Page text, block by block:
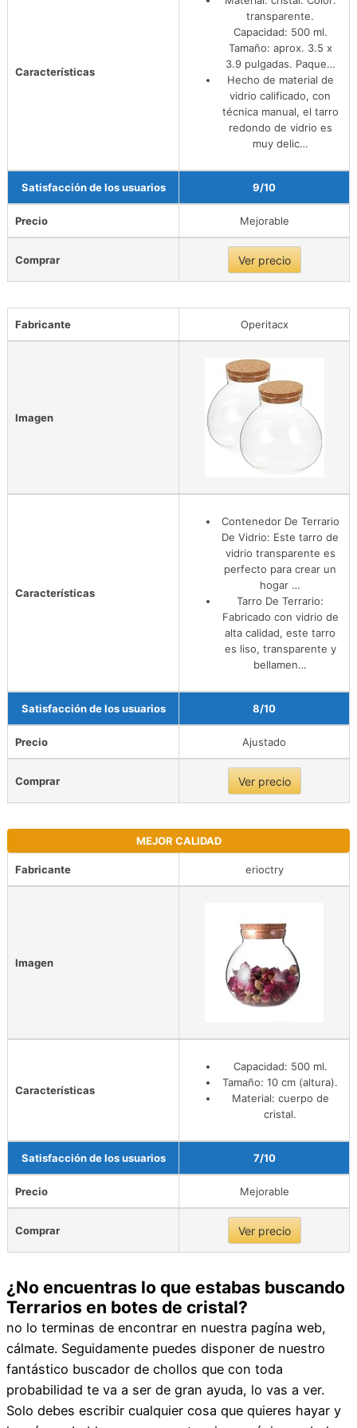
Características
transparente.
Capacidad: 500 ml.
Tamaño: aprox. 3.5 x
3.9 pulgadas. Paque…
Hecho de material de
vidrio calificado, con
técnica manual, el tarro
redondo de vidrio es
muy delic…
Satisfacción de los usuarios 9/10
Precio Mejorable
Comprar Ver precio
Fabricante Operitacx
Imagen
Características
Contenedor De Terrario
De Vidrio: Este tarro de
vidrio transparente es
perfecto para crear un
hogar …
Tarro De Terrario:
Fabricado con vidrio de
alta calidad, este tarro
es liso, transparente y
bellamen…
Satisfacción de los usuarios 8/10
Precio Ajustado
Comprar Ver precio
MEJOR CALIDAD
Fabricante erioctry
Imagen
Características
Capacidad: 500 ml.
Tamaño: 10 cm (altura).
Material: cuerpo de
cristal.
Satisfacción de los usuarios 7/10
Precio Mejorable
Comprar Ver precio
¿No encuentras lo que estabas buscando
Terrarios en botes de cristal?
no lo terminas de encontrar en nuestra pagína web,
cálmate. Seguidamente puedes disponer de nuestro
fantástico buscador de chollos que con toda
probabilidad te va a ser de gran ayuda, lo vas a ver.
Solo debes escribir cualquier cosa que quieres hayar y